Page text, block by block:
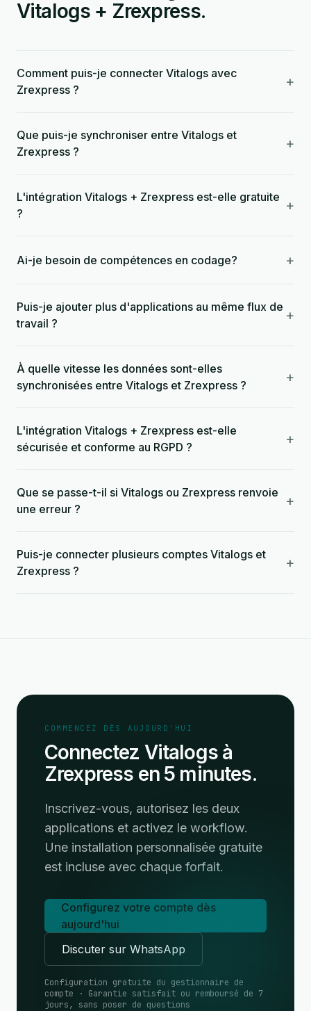
Vitalogs + Zrexpress.
Comment puis-je connecter Vitalogs avec
Zrexpress ?
+
Que puis-je synchroniser entre Vitalogs et
Zrexpress ?
+
L'intégration Vitalogs + Zrexpress est-elle gratuite
?
+
Ai-je besoin de compétences en codage? +
Puis-je ajouter plus d'applications au même flux de
travail ?
+
À quelle vitesse les données sont-elles
synchronisées entre Vitalogs et Zrexpress ?
+
L'intégration Vitalogs + Zrexpress est-elle
sécurisée et conforme au RGPD ?
+
Que se passe-t-il si Vitalogs ou Zrexpress renvoie
une erreur ?
+
Puis-je connecter plusieurs comptes Vitalogs et
Zrexpress ?
+
COMMENCEZ DÈS AUJOURD'HUI
Connectez Vitalogs à
Zrexpress en 5 minutes.
Inscrivez-vous, autorisez les deux
applications et activez le workflow.
Une installation personnalisée gratuite
est incluse avec chaque forfait.
Configurez votre compte dès
aujourd'hui
Discuter sur WhatsApp
Configuration gratuite du gestionnaire de
compte · Garantie satisfait ou remboursé de 7
jours, sans poser de questions